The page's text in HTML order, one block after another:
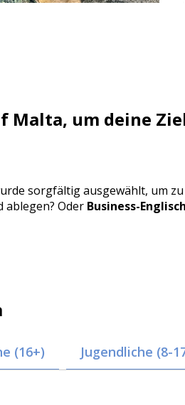
Malta, um deine
sorgfältig ausgewählt, um
Oder Business-
(16+) Jugendliche (8-